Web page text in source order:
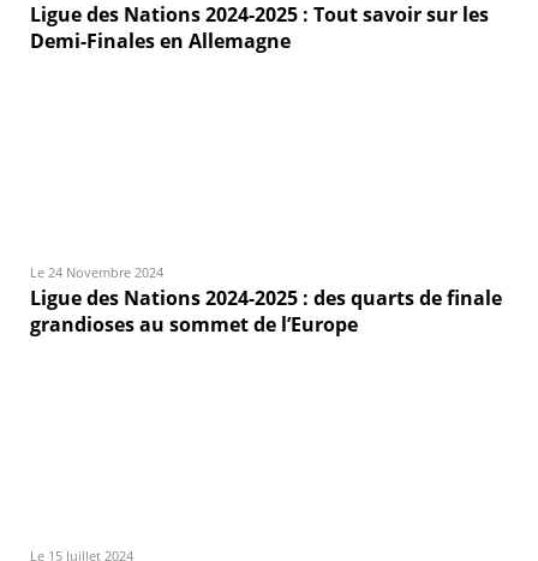
Ligue des Nations 2024-2025 : Tout savoir sur les
Demi-Finales en Allemagne
Le 24 Novembre 2024
Ligue des Nations 2024-2025 : des quarts de finale
grandioses au sommet de l’Europe
Le 15 Juillet 2024